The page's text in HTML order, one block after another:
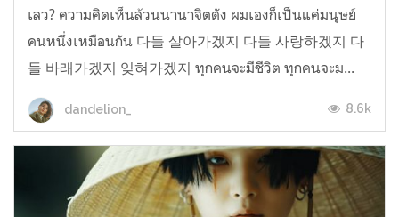
เลว? ความคิดเห็นล้วนนานาจิตตัง ผมเองก็เป็นแค่มนุษย์
คนหนึ่งเหมือนกัน 다들 살아가겠지 다들 사랑하겠지 다
들 바래가겠지 잊혀가겠지 ทุกคนจะมีชีวิต ทุกคนจะม...
dandelion_ 8.6k